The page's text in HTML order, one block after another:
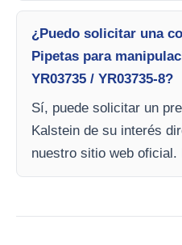
¿Puedo solicitar una
Pipetas para
YR03735 / YR03735-8?
Sí, puede solicitar un
Kalstein de su interés
nuestro sitio web oficial.